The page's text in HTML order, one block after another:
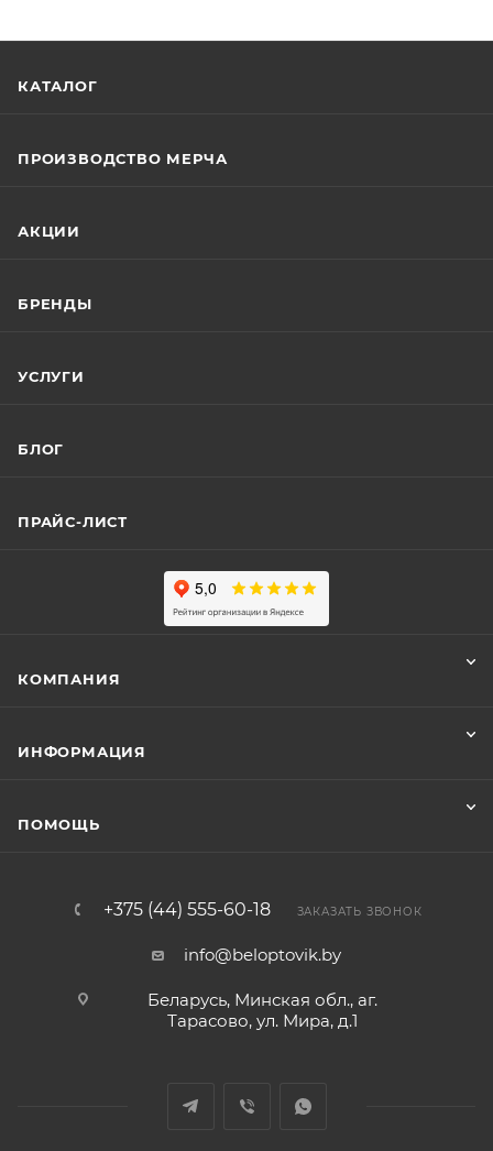
КАТАЛОГ
ПРОИЗВОДСТВО МЕРЧА
АКЦИИ
БРЕНДЫ
УСЛУГИ
БЛОГ
ПРАЙС-ЛИСТ
КОМПАНИЯ
ИНФОРМАЦИЯ
ПОМОЩЬ
+375 (44) 555-60-18 ЗАКАЗАТЬ ЗВОНОК
info@beloptovik.by
Беларусь, Минская обл., аг.
Тарасово, ул. Мира, д.1